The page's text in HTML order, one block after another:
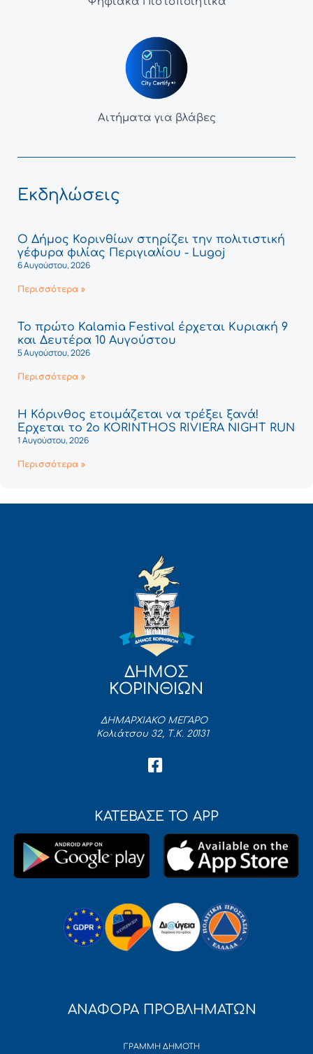
Αιτήματα για βλάβες
Εκδηλώσεις
Ο Δήμος Κορινθίων στηρίζει την πολιτιστική
γέφυρα φιλίας Περιγιαλίου - Lugoj
6 Αυγούστου, 2026
Περισσότερα »
Το πρώτο Kalamia Festival έρχεται Κυριακή 9
και Δευτέρα 10 Αυγούστου
5 Αυγούστου, 2026
Περισσότερα »
Η Κόρινθος ετοιμάζεται να τρέξει ξανά!
Έρχεται το 2ο KORINTHOS RIVIERA NIGHT RUN
1 Αυγούστου, 2026
Περισσότερα »
ΔΗΜΟΣ
ΚΟΡΙΝΘΙΩΝ
ΔΗΜΑΡΧΙΑΚΟ ΜΕΓΑΡΟ
Κολιάτσου 32, Τ.Κ. 20131
ΚΑΤΕΒΑΣΕ ΤΟ APP
ΑΝΑΦΟΡΑ ΠΡΟΒΛΗΜΑΤΩΝ
ΓΡΑΜΜΗ ΔΗΜΟΤΗ